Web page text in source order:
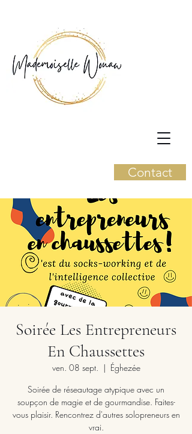
Contact
Soirée Les Entrepreneurs
En Chaussettes
ven. 08 sept.
  |
Éghezée
Soirée de réseautage atypique avec un
soupçon de magie et de gourmandise. Faites-
vous plaisir. Rencontrez d'autres solopreneurs en
vrai.